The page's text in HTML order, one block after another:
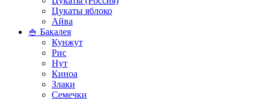
Цукаты яблоко
Айва
🍚 Бакалея
Кунжут
Рис
Нут
Киноа
Злаки
Семечки